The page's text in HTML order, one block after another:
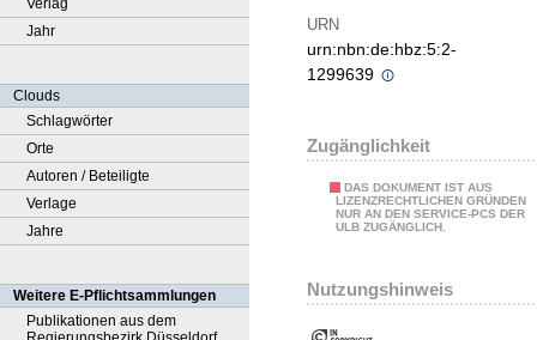
Verlag
Jahr
Clouds
Schlagwörter
Orte
Autoren / Beteiligte
Verlage
Jahre
Weitere E-Pflichtsammlungen
Publikationen aus dem
URN
urn:nbn:de:hbz:5:2-
1299639
Zugänglichkeit
DAS DOKUMENT IST AUS
LIZENZRECHTLICHEN GRÜNDEN
NUR AN DEN SERVICE-PCS DER
ULB ZUGÄNGLICH.
Nutzungshinweis